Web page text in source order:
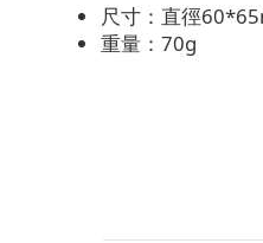
尺寸：直徑
重量：70g